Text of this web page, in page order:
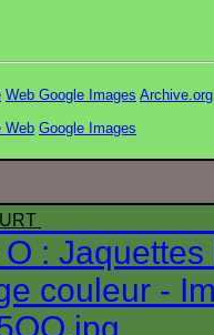
Web Google Images Archive.org
Web Google Images